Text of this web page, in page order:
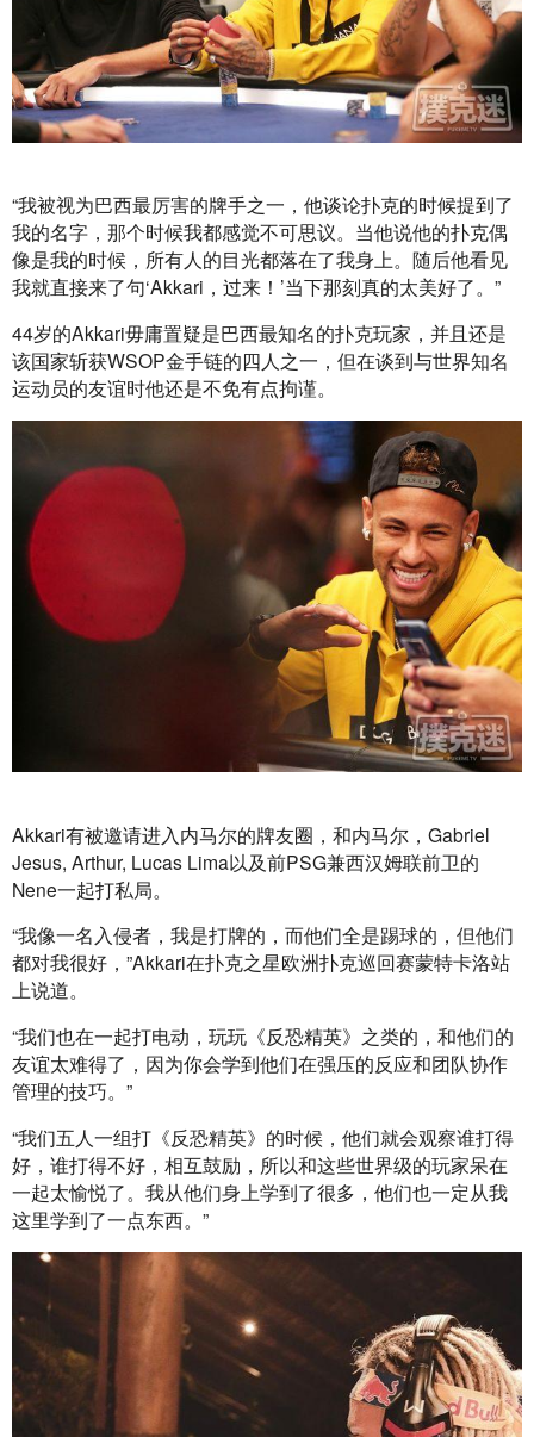
“我被视为巴西最厉害的牌手之一，他谈论扑克的时候提到了
我的名字，那个时候我都感觉不可思议。当他说他的扑克偶
像是我的时候，所有人的目光都落在了我身上。随后他看见
我就直接来了句‘Akkari，过来！’当下那刻真的太美好了。”
44岁的Akkari毋庸置疑是巴西最知名的扑克玩家，并且还是
该国家斩获WSOP金手链的四人之一，但在谈到与世界知名
运动员的友谊时他还是不免有点拘谨。
Akkari有被邀请进入内马尔的牌友圈，和内马尔，Gabriel
Jesus, Arthur, Lucas Lima以及前PSG兼西汉姆联前卫的
Nene一起打私局。
“我像一名入侵者，我是打牌的，而他们全是踢球的，但他们
都对我很好，”Akkari在扑克之星欧洲扑克巡回赛蒙特卡洛站
上说道。
“我们也在一起打电动，玩玩《反恐精英》之类的，和他们的
友谊太难得了，因为你会学到他们在强压的反应和团队协作
管理的技巧。”
“我们五人一组打《反恐精英》的时候，他们就会观察谁打得
好，谁打得不好，相互鼓励，所以和这些世界级的玩家呆在
一起太愉悦了。我从他们身上学到了很多，他们也一定从我
这里学到了一点东西。”